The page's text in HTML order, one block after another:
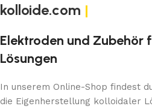
kolloide.com |
Elektroden und Zubehör
Lösungen
In unserem Online-Shop findest
die Eigenherstellung kolloidaler